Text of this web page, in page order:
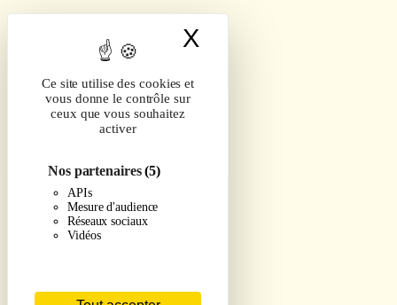
Ce site utilise des cookies et
vous donne le contrôle sur
ceux que vous souhaitez
activer
Nos partenaires(5)
APIs
Mesure d'audience
Réseaux sociaux
Vidéos
X